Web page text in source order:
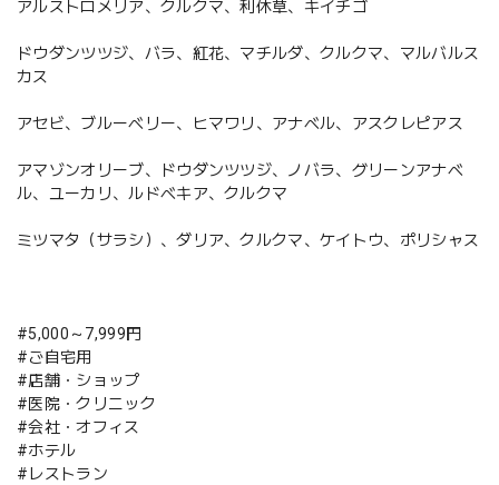
アルストロメリア、クルクマ、利休草、キイチゴ
ドウダンツツジ、バラ、紅花、マチルダ、クルクマ、マルバルス
カス
アセビ、ブルーベリー、ヒマワリ、アナベル、アスクレピアス
アマゾンオリーブ、ドウダンツツジ、ノバラ、グリーンアナベ
ル、ユーカリ、ルドベキア、クルクマ
ミツマタ（サラシ）、ダリア、クルクマ、ケイトウ、ポリシャス
#5,000～7,999円
#ご自宅用
#店舗・ショップ
#医院・クリニック
#会社・オフィス
#ホテル
#レストラン